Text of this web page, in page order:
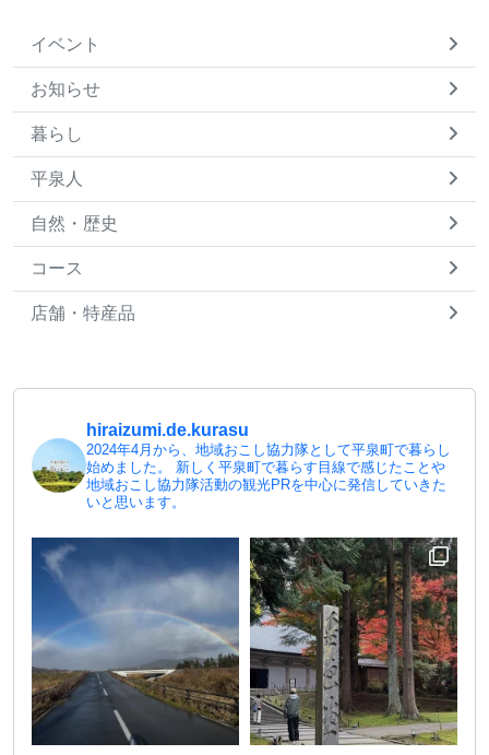
イベント
お知らせ
暮らし
平泉人
自然・歴史
コース
店舗・特産品
hiraizumi.de.kurasu
2024年4月から、地域おこし協力隊として平泉町で暮らし
始めました。
新しく平泉町で暮らす目線で感じたことや
地域おこし協力隊活動の観光PRを中心に発信していきた
いと思います。